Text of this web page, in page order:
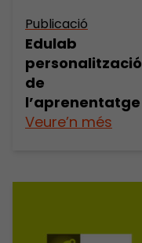
Publicació
Edulab
personalització
de
l’aprenentatge
Veure’n més